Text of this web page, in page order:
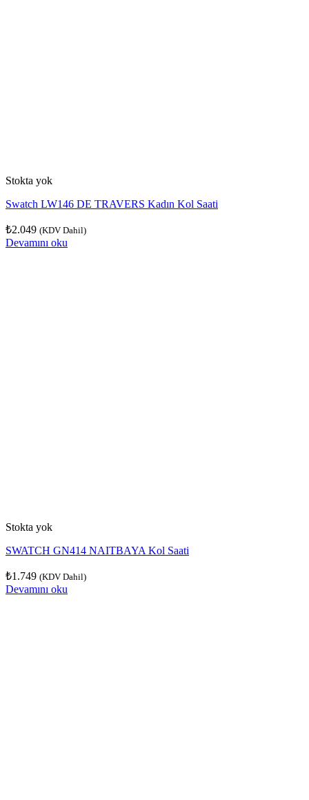
Stokta yok
Swatch LW146 DE TRAVERS Kadın Kol Saati
₺2.049 (KDV Dahil)
Devamını oku
Stokta yok
SWATCH GN414 NAITBAYA Kol Saati
₺1.749 (KDV Dahil)
Devamını oku